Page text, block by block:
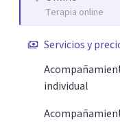
Terapia online
Servicios y
individual